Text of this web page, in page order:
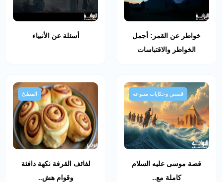
خواطر عن القمر: أجمل
الخواطر والاقتباسات
أسئلة عن الأنبياء
قصص وحكايات متنوعة
قصة موسى عليه السلام
كاملة مع..
المطبخ
لفائف القرفة نكهة دافئة
وقوام هش..